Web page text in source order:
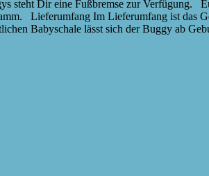
steht Dir eine Fußbremse zur Verfügung.
Lieferumfang Im Lieferumfang ist das
Babyschale lässt sich der Buggy ab